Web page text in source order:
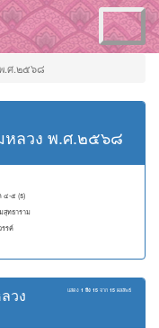
Toggle
navigation
.ศ.๒๕๖๘
หลวง พ.ศ.๒๕๖๘
๔-๕ (ธ)
สุทธาราม
รรค์
แสดง 1 ถึง 15 จาก 15 ผลลัพธ์
วง